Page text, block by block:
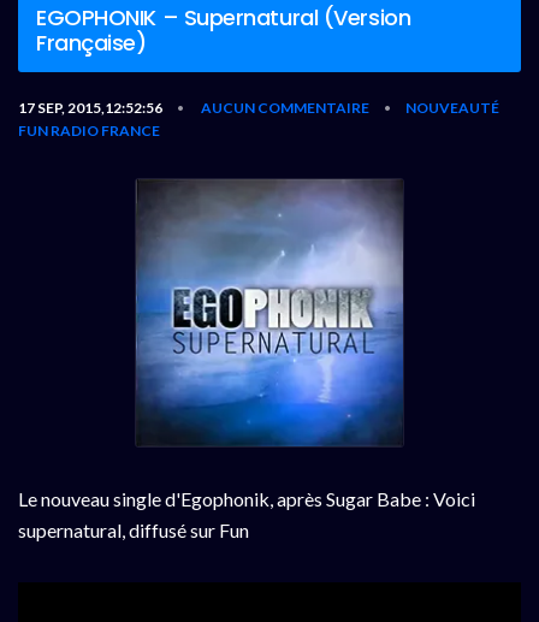
EGOPHONIK – Supernatural (Version
Française)
17 SEP, 2015,12:52:56 • AUCUN COMMENTAIRE •
NOUVEAUTÉ
FUN RADIO FRANCE
Le nouveau single d'Egophonik, après Sugar Babe : Voici
supernatural, diffusé sur Fun